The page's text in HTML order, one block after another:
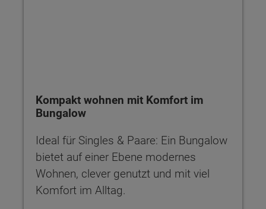
Kompakt wohnen mit Komfort im
Bungalow
Ideal für Singles & Paare: Ein Bungalow
bietet auf einer Ebene modernes
Wohnen, clever genutzt und mit viel
Komfort im Alltag.